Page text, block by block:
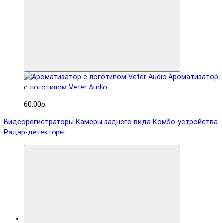
Ароматизатор
с логотипом Veter Audio
60.00р.
Видеорегистраторы Камеры заднего вида Комбо-устройства
Радар-детекторы